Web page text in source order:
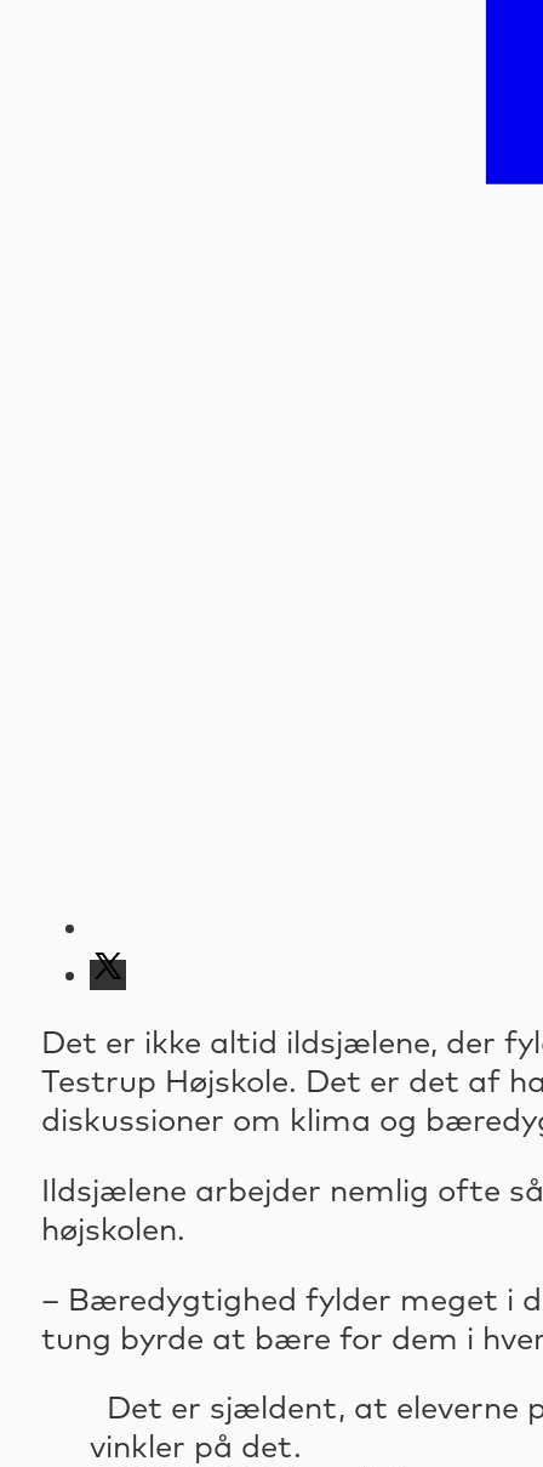
Det er ikke altid ildsjælene, der
Testrup Højskole. Det er det af
diskussioner om klima og
Ildsjælene arbejder nemlig ofte
højskolen.
– Bæredygtighed fylder meget i
tung byrde at bære for dem i
Det er sjældent, at eleverne
vinkler på det.